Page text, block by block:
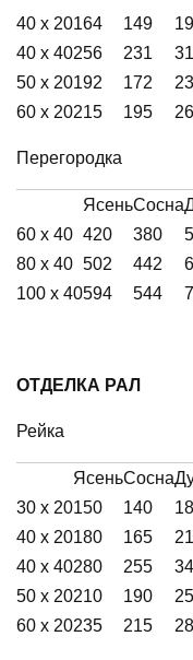
40 х 20164 149
40 х 40256 231
50 х 20192 172
60 х 20215 195
Перегородка
ЯсеньСосна
60 х 40 420 380
80 х 40 502 442
100 х 40594 544
ОТДЕЛКА РАЛ
Рейка
ЯсеньСосна
30 х 20150 140
40 х 20180 165
40 х 40280 255
50 х 20210 190
60 х 20235 215